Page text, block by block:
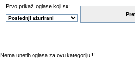
Prvo prikaži oglase koji su:
Nema unetih oglasa za ovu kategoriju!!!